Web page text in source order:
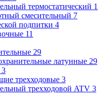
термостатический 1
cмесительный 7
подпитки 4
11
29
латунные 29
3
трехходовые 3
трехходовой ATV 3